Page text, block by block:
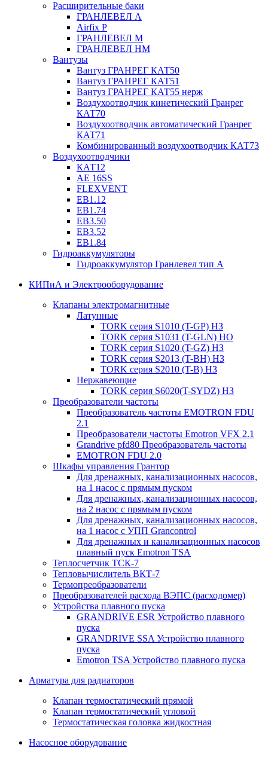
Расширительные баки
ГРАНЛЕВЕЛ А
Airfix P
ГРАНЛЕВЕЛ М
ГРАНЛЕВЕЛ НМ
Вантузы
Вантуз ГРАНРЕГ КАТ50
Вантуз ГРАНРЕГ КАТ51
Вантуз ГРАНРЕГ КАТ55 нерж
Воздухоотводчик кинетический Гранрег
КАТ70
Воздухоотводчик автоматический Гранрег
КАТ71
Комбинированный воздухоотводчик КАТ73
Воздухоотводчики
КАТ12
AE 16SS
FLEXVENT
EB1.12
EB1.74
EB3.50
EB3.52
EB1.84
Гидроаккумуляторы
Гидроаккумулятор Гранлевел тип А
КИПиА и Электрооборудование
Клапаны электромагнитные
Латунные
TORK серия S1010 (T-GP) НЗ
TORK серия S1031 (T-GLN) НО
TORK серия S1020 (T-GZ) НЗ
TORK серия S2013 (T-BH) НЗ
TORK серия S2010 (T-B) НЗ
Нержавеющие
TORK серия S6020(T-SYDZ) НЗ
Преобразователи частоты
Преобразователь частоты EMOTRON FDU
2.1
Преобразователи частоты Emotron VFX 2.1
Grandrive pfd80 Преобразователь частоты
EMOTRON FDU 2.0
Шкафы управления Грантор
Для дренажных, канализационных насосов,
на 1 насос с прямым пуском
Для дренажных, канализационных насосов,
на 2 насос с прямым пуском
Для дренажных, канализационных насосов,
на 1 насос с УПП Grancontrol
Для дренажных и канализационных насосов
плавный пуск Emotron TSA
Теплосчетчик ТСК-7
Тепловычислитель ВКТ-7
Термопреобразователи
Преобразователей расхода ВЭПС (расходомер)
Устройства плавного пуска
GRANDRIVE ESR Устройство плавного
пуска
GRANDRIVE SSA Устройство плавного
пуска
Emotron TSA Устройство плавного пуска
Арматура для радиаторов
Клапан термостатический прямой
Клапан термостатический угловой
Термостатическая головка жидкостная
Насосное оборудование